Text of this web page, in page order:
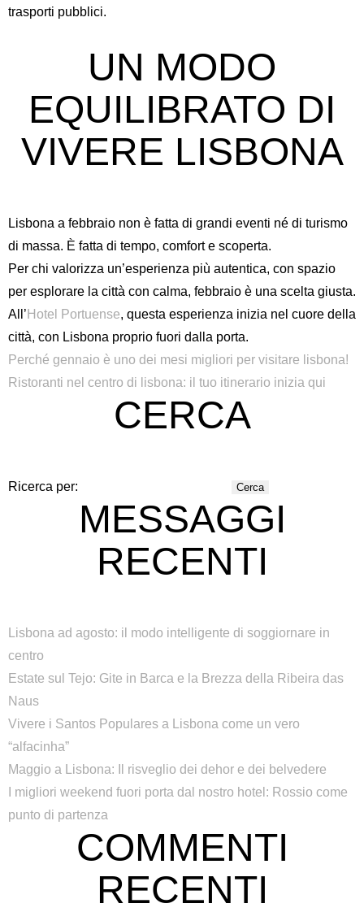
trasporti pubblici.
UN MODO
EQUILIBRATO DI
VIVERE LISBONA
Lisbona a febbraio non è fatta di grandi eventi né di turismo
di massa. È fatta di tempo, comfort e scoperta.
Per chi valorizza un’esperienza più autentica, con spazio
per esplorare la città con calma, febbraio è una scelta giusta.
All’ Hotel Portuense, questa esperienza inizia nel cuore della
città, con Lisbona proprio fuori dalla porta.
Perché gennaio è uno dei mesi migliori per visitare lisbona!
Ristoranti nel centro di lisbona: il tuo itinerario inizia qui
CERCA
Ricerca per:
MESSAGGI
RECENTI
Lisbona ad agosto: il modo intelligente di soggiornare in
centro
Estate sul Tejo: Gite in Barca e la Brezza della Ribeira das
Naus
Vivere i Santos Populares a Lisbona come un vero
“alfacinha”
Maggio a Lisbona: Il risveglio dei dehor e dei belvedere
I migliori weekend fuori porta dal nostro hotel: Rossio come
punto di partenza
COMMENTI
RECENTI